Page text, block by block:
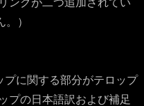
）
に関する部分がテロップ
プの日本語訳および補足